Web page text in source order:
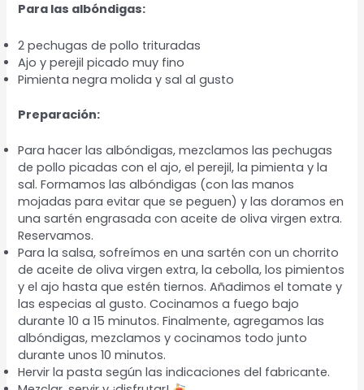
Para las albóndigas:
2 pechugas de pollo trituradas
Ajo y perejil picado muy fino
Pimienta negra molida y sal al gusto
Preparación:
Para hacer las albóndigas, mezclamos las pechugas
de pollo picadas con el ajo, el perejil, la pimienta y la
sal. Formamos las albóndigas (con las manos
mojadas para evitar que se peguen) y las doramos en
una sartén engrasada con aceite de oliva virgen extra.
Reservamos.
Para la salsa, sofreímos en una sartén con un chorrito
de aceite de oliva virgen extra, la cebolla, los pimientos
y el ajo hasta que estén tiernos. Añadimos el tomate y
las especias al gusto. Cocinamos a fuego bajo
durante 10 a 15 minutos. Finalmente, agregamos las
albóndigas, mezclamos y cocinamos todo junto
durante unos 10 minutos.
Hervir la pasta según las indicaciones del fabricante.